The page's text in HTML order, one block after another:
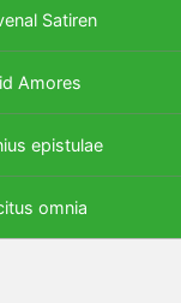
Satiren
Amores
epistulae
omnia